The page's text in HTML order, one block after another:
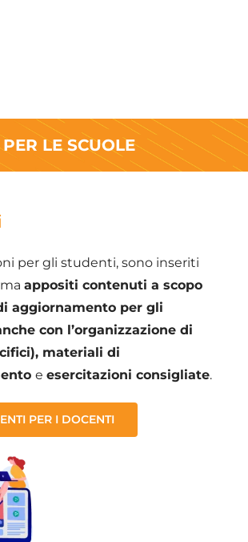
PER LE SCUOLE
per gli studenti, sono inseriti
appositi contenuti a scopo
aggiornamento per gli
con l’organizzazione di
materiali di
e esercitazioni consigliate.
PER I DOCENTI